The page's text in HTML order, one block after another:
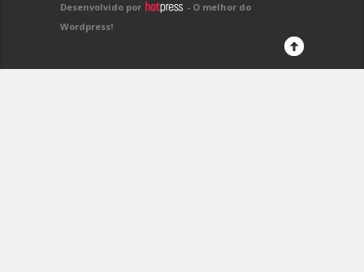
Desenvolvido por
- O melhor do
Wordpress!